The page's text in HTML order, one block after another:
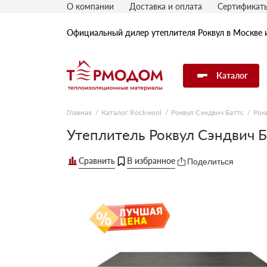
Официальный дилер утеплителя Роквул в Москве
Каталог
Утеплитель Rockwool
Утеплитель Технониколь
Утеплитель Knauf
О компании Доставка и оплата
Главная Каталог Rockwool Роквул Сэндвич Баттс
Утеплитель Роквул Сэндвич
Поделиться